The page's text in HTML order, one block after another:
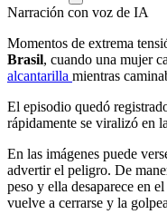
Narración con voz de IA
Momentos de extrema
Brasil, cuando una mujer
alcantarilla mientras
El episodio quedó
rápidamente se viralizó en
En las imágenes puede
advertir el peligro. De
peso y ella desaparece en
vuelve a cerrarse y la